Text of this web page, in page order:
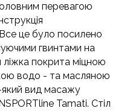
перевагою
це було посилено
гвинтами на
ліжка покрита міцною
водо - та масляною
який вид масажу
Tamati. Стіл